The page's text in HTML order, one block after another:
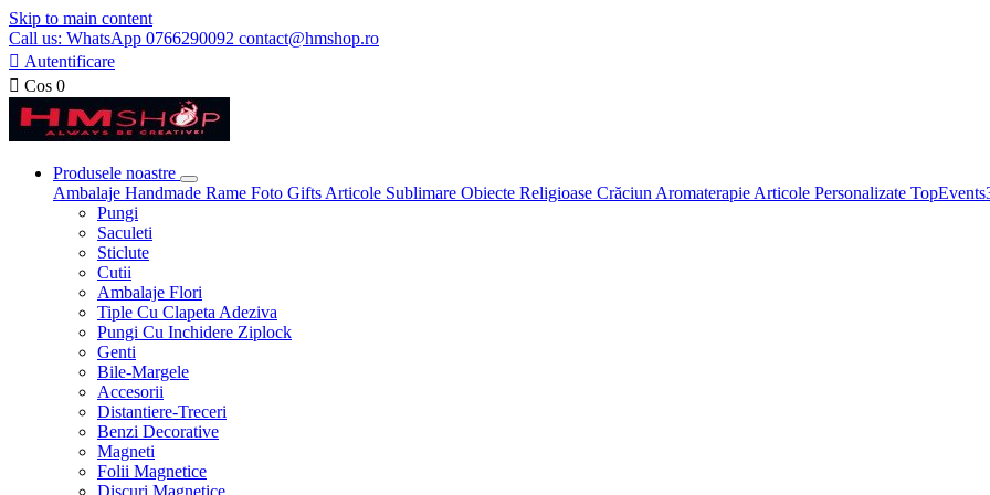
Skip to main content
Call us: WhatsApp 0766290092 contact@hmshop.ro
 Autentificare
 Cos 0
Produsele noastre
Ambalaje Handmade Rame Foto Gifts Articole Sublimare Obiecte Religioase Crăciun Aromaterapie Articole Personalizate
Pungi
Saculeti
Sticlute
Cutii
Ambalaje Flori
Tiple Cu Clapeta Adeziva
Pungi Cu Inchidere Ziplock
Genti
Bile-Margele
Accesorii
Distantiere-Treceri
Benzi Decorative
Magneti
Folii Magnetice
Discuri Magnetice